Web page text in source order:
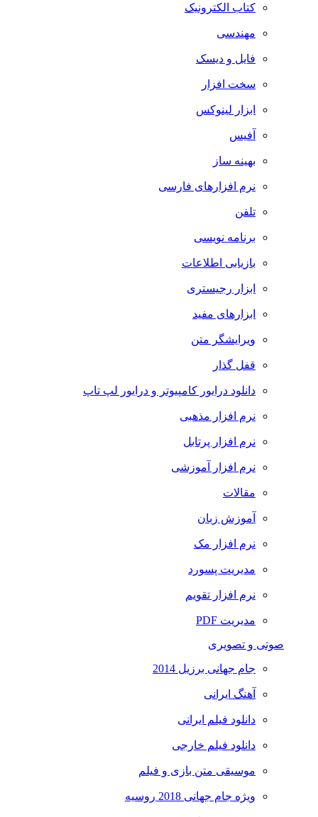
کتاب الکترونیک
مهندسی
فایل و دیسک
سخت افزار
ابزار لینوکس
آفیس
بهینه ساز
نرم افزارهای فارسی
تلفن
برنامه نویسی
بازیابی اطلاعات
ابزار رجیستری
ابزارهای مفید
ویرایشگر متن
قفل گذار
دانلود درایور کامپیوتر و درایور لپ تاپ
نرم افزار مذهبی
نرم افزار پرتابل
نرم افزار آموزشی
مقالات
آموزش زبان
نرم افزار مک
مدیریت پسورد
نرم افزار تقویم
مدیریت PDF
صوتی و تصویری
جام جهانی برزیل 2014
آهنگ ایرانی
دانلود فیلم ایرانی
دانلود فیلم خارجی
موسیقی متن بازی و فیلم
ویژه جام جهانی 2018 روسیه